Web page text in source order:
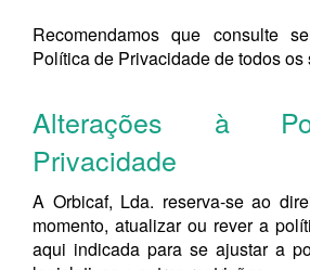
Recomendamos que consulte
Política de Privacidade de todos os
Alterações à
Privacidade
A Orbicaf, Lda. reserva-se ao
momento, atualizar ou rever a
aqui indicada para se ajustar a